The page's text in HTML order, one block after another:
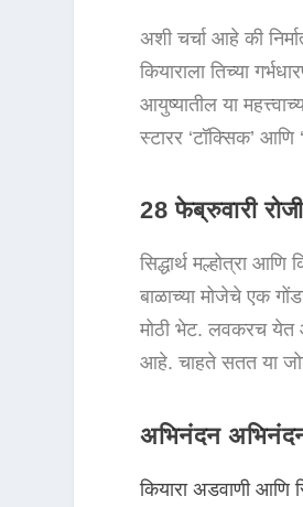
अशी चर्चा आहे की
कियाराला तिच्या
आयुष्यातील या
स्टारर ‘टॉक्सिक’
28 फेब्रुवारी
सिद्धार्थ मल्होत्रा
बाळाच्या मोजेचे एक
मोठी भेट. लवकरच येत
आहे. चाहते सतत या
अभिनंदन
कियारा अडवाणी आणि